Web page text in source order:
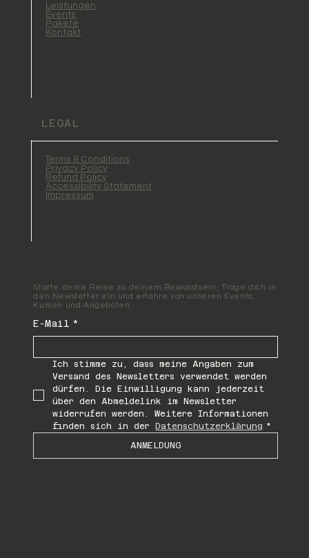
Leistungen
Events
Pakete
Kontakt
LEGAL
Terms & Conditions
Privacy Policy
Refund Policy
Accessibility Statement
Impressum
Starte deine Reise zu deinem Bewusstsein. Trage dich in
den Newsletter ein und erfahre von unseren Events,
Kursen und Angeboten.
E-Mail *
Ich stimme zu, dass meine Angaben zum
Versand des Newsletters verwendet werden
dürfen. Die Einwilligung kann jederzeit
über den Abmeldelink im Newsletter
widerrufen werden. Weitere Informationen
finden sich in der Datenschutzerklärung *
ANMELDUNG